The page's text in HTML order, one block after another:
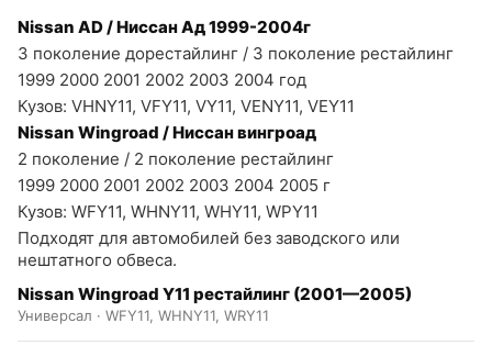
Nissan AD / Ниссан Ад 1999-2004г
3 поколение дорестайлинг / 3 поколение рестайлинг
1999 2000 2001 2002 2003 2004 год
Кузов: VHNY11, VFY11, VY11, VENY11, VEY11
Nissan Wingroad / Ниссан вингроад
2 поколение / 2 поколение рестайлинг
1999 2000 2001 2002 2003 2004 2005 г
Кузов: WFY11, WHNY11, WHY11, WPY11
Подходят для автомобилей без заводского или
нештатного обвеса.
Nissan Wingroad Y11 рестайлинг (2001—2005)
Универсал · WFY11, WHNY11, WRY11